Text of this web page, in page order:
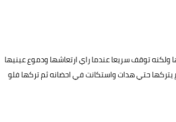
توقف سريعا عندما راي ارتعاشها ودموع عينيها
حتي هدات واستكانت في احضانه ثم تركها فلو